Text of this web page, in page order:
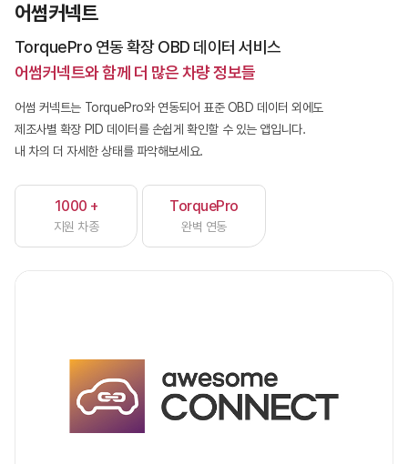
어썸커넥트
TorquePro 연동 확장 OBD 데이터 서비스
어썸커넥트와 함께 더 많은 차량 정보들
어썸 커넥트는 TorquePro와 연동되어 표준 OBD 데이터 외에도
제조사별 확장 PID 데이터를 손쉽게 확인할 수 있는 앱입니다.
내 차의 더 자세한 상태를 파악해보세요.
1000 +
지원 차종
TorquePro
완벽 연동